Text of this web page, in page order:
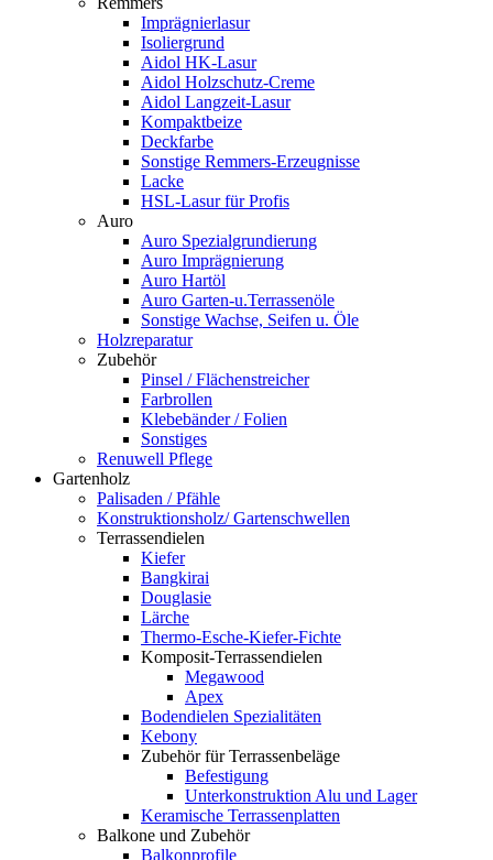
Imprägnierlasur
Isoliergrund
Aidol HK-Lasur
Aidol Holzschutz-Creme
Aidol Langzeit-Lasur
Kompaktbeize
Deckfarbe
Sonstige Remmers-Erzeugnisse
Lacke
HSL-Lasur für Profis
Auro
Auro Spezialgrundierung
Auro Imprägnierung
Auro Hartöl
Auro Garten-u.Terrassenöle
Sonstige Wachse, Seifen u. Öle
Holzreparatur
Zubehör
Pinsel / Flächenstreicher
Farbrollen
Klebebänder / Folien
Sonstiges
Renuwell Pflege
Gartenholz
Palisaden / Pfähle
Konstruktionsholz/ Gartenschwellen
Terrassendielen
Kiefer
Bangkirai
Douglasie
Lärche
Thermo-Esche-Kiefer-Fichte
Komposit-Terrassendielen
Megawood
Apex
Bodendielen Spezialitäten
Kebony
Zubehör für Terrassenbeläge
Befestigung
Unterkonstruktion Alu und Lager
Keramische Terrassenplatten
Balkone und Zubehör
Balkonprofile